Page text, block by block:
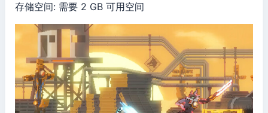
存储空间: 需要 2 GB 可用空间